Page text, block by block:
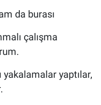
da burası
çalışma
yakalamalar yaptılar,